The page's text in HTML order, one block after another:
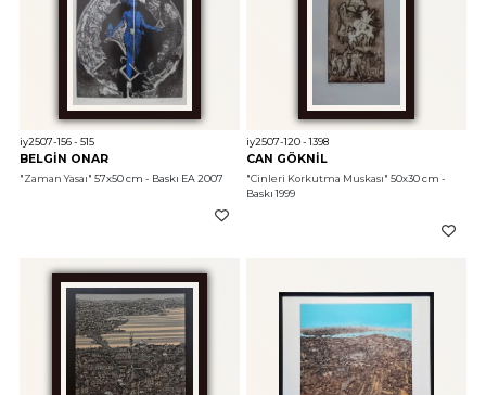
iy2507-156 - 515
BELGİN ONAR
"Zaman Yasaı" 57x50 cm - Baskı EA 2007
iy2507-120 - 1398
CAN GÖKNİL
"Cinleri Korkutma Muskası" 50x30 cm -
Baskı 1999